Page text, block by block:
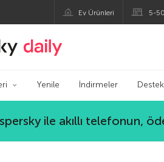
Ev Ürünleri 5-
Kaspersky Resmi Blogu
Yenile İndirmeler Destek
ile akıllı telefonun,